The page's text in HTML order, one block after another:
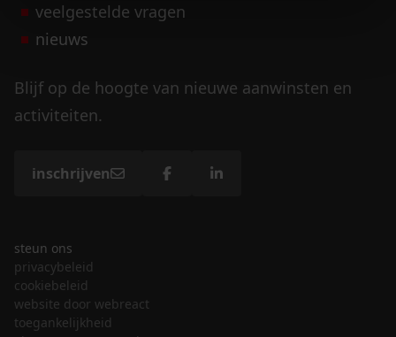
veelgestelde vragen
nieuws
Blijf op de hoogte van nieuwe aanwinsten en
activiteiten.
inschrijven
steun ons
privacybeleid
cookiebeleid
website door webreact
toegankelijkheid